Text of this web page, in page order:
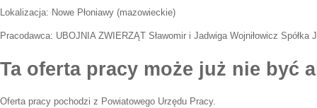
Lokalizacja: Nowe Płoniawy (mazowieckie)
Pracodawca: UBOJNIA ZWIERZĄT Sławomir i Jadwiga Wojniłowicz Spółka
Ta oferta pracy może już nie być
Oferta pracy pochodzi z Powiatowego Urzędu Pracy.